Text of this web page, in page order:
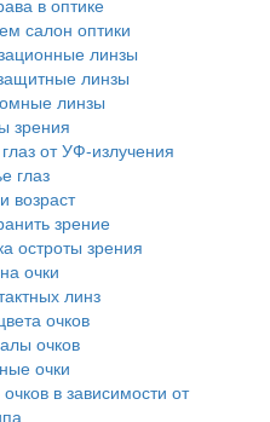
в оптике
салон оптики
линзы
линзы
линзы
зрения
от УФ-излучения
глаз
возраст
зрение
остроты зрения
очки
линз
очков
очков
очки
в зависимости от